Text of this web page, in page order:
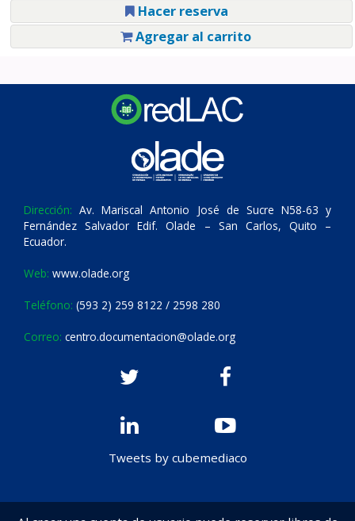
Hacer reserva
Agregar al carrito
Dirección: Av. Mariscal Antonio José de Sucre N58-63 y
Fernández Salvador Edif. Olade – San Carlos, Quito –
Ecuador.
Web: www.olade.org
Teléfono: (593 2) 259 8122 / 2598 280
Correo: centro.documentacion@olade.org
Tweets by cubemediaco